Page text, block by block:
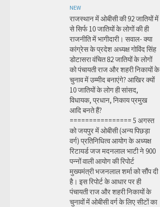
NEW
राजस्थान में ओबीसी की 92 जातियों में
से सिर्फ 10 जातियों के लोगों की ही
राजनीति में भागीदारी। सवाल- क्या
कांग्रेस के प्रदेश अध्यक्ष गोविंद सिंह
डोटासरा वंचित 82 जातियों के लोगों
को पंचायती राज और शहरी निकायों के
चुनाव में उम्मीद बनाएंगे? आखिर क्यों
10 जातियों के लोग ही सांसद,
विधायक, प्रधान, निकाय प्रमुख
आदि बनते हैं?
================ 5 अगस्त
को जयपुर में ओबीसी (अन्य पिछड़ा
वर्ग) प्रतिनिधित्व आयोग के अध्यक्ष
रिटायर्ड जज मदनलाल भाटी ने 900
पन्नों वाली आयोग की रिपोर्ट
मुख्यमंत्री भजनलाल शर्मा को सौंप दी
है। इस रिपोर्ट के आधार पर ही
पंचायती राज और शहरी निकायों के
चुनावों में ओबीसी वर्ग के लिए सीटों का